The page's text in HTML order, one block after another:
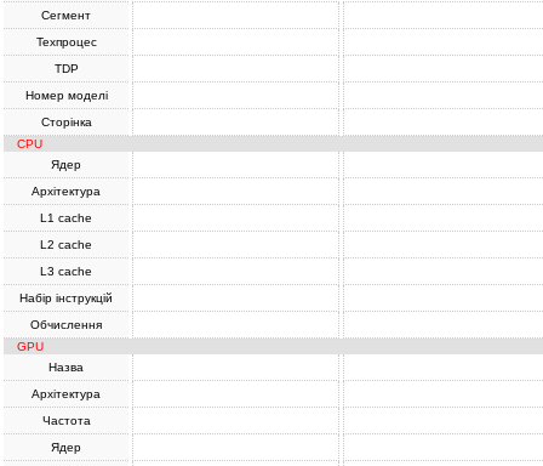
Сегмент
Техпроцес
TDP
Номер моделі
Сторінка
CPU
Ядер
Архітектура
L1 cache
L2 cache
L3 cache
Набір інструкцій
Обчислення
GPU
Назва
Архітектура
Частота
Ядер